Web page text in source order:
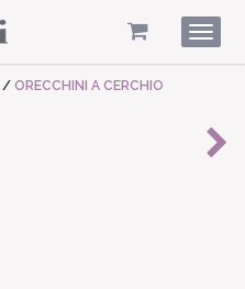
/ ORECCHINI A CERCHIO